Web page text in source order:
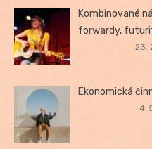
Kombinované
forwardy,
23.
Ekonomická
4.